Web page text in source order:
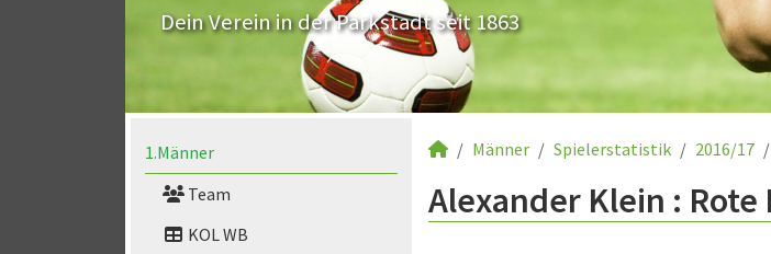
Dein Verein in der Parkstadt seit 1863
1.Männer
Team
KOL WB
Männer Spielerstatistik 2016/17
Alexander Klein :